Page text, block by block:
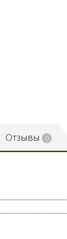
Отзывы 0